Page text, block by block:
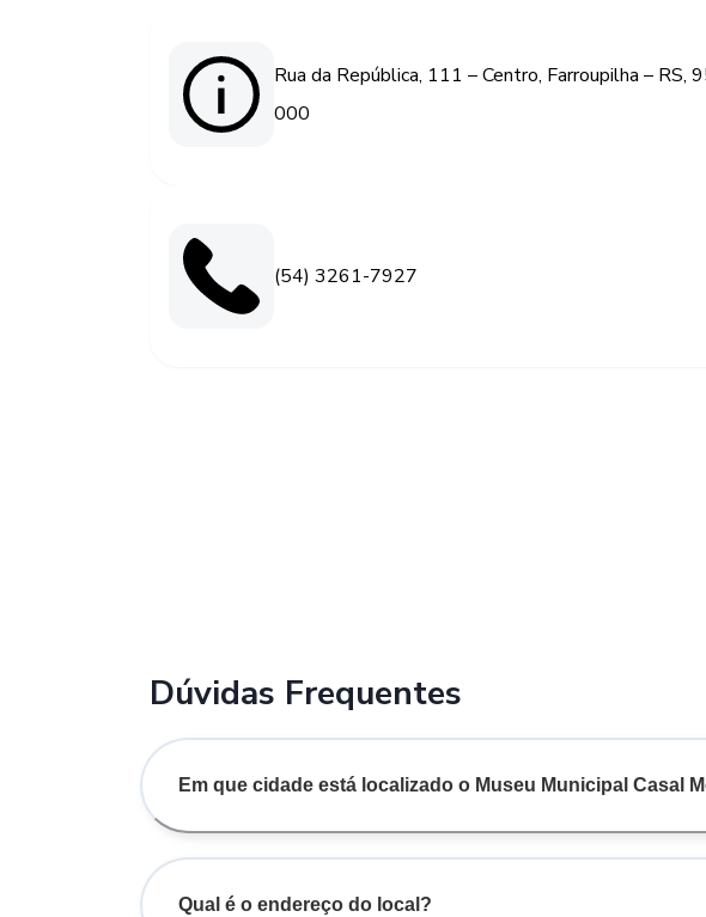
Rua da República, 111 – Centro, Farroupilha – RS,
000
(54) 3261-7927
Dúvidas Frequentes
Em que cidade está localizado o Museu Municipal Casal
Qual é o endereço do local?